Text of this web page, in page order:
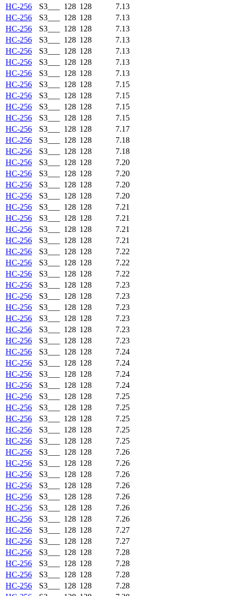
HC-256
S3___ 128 128
7.13
HC-256
S3___ 128 128
7.13
HC-256
S3___ 128 128
7.13
HC-256
S3___ 128 128
7.13
HC-256
S3___ 128 128
7.13
HC-256
S3___ 128 128
7.13
HC-256
S3___ 128 128
7.13
HC-256
S3___ 128 128
7.15
HC-256
S3___ 128 128
7.15
HC-256
S3___ 128 128
7.15
HC-256
S3___ 128 128
7.15
HC-256
S3___ 128 128
7.17
HC-256
S3___ 128 128
7.18
HC-256
S3___ 128 128
7.18
HC-256
S3___ 128 128
7.20
HC-256
S3___ 128 128
7.20
HC-256
S3___ 128 128
7.20
HC-256
S3___ 128 128
7.20
HC-256
S3___ 128 128
7.21
HC-256
S3___ 128 128
7.21
HC-256
S3___ 128 128
7.21
HC-256
S3___ 128 128
7.21
HC-256
S3___ 128 128
7.22
HC-256
S3___ 128 128
7.22
HC-256
S3___ 128 128
7.22
HC-256
S3___ 128 128
7.23
HC-256
S3___ 128 128
7.23
HC-256
S3___ 128 128
7.23
HC-256
S3___ 128 128
7.23
HC-256
S3___ 128 128
7.23
HC-256
S3___ 128 128
7.23
HC-256
S3___ 128 128
7.24
HC-256
S3___ 128 128
7.24
HC-256
S3___ 128 128
7.24
HC-256
S3___ 128 128
7.24
HC-256
S3___ 128 128
7.25
HC-256
S3___ 128 128
7.25
HC-256
S3___ 128 128
7.25
HC-256
S3___ 128 128
7.25
HC-256
S3___ 128 128
7.25
HC-256
S3___ 128 128
7.26
HC-256
S3___ 128 128
7.26
HC-256
S3___ 128 128
7.26
HC-256
S3___ 128 128
7.26
HC-256
S3___ 128 128
7.26
HC-256
S3___ 128 128
7.26
HC-256
S3___ 128 128
7.26
HC-256
S3___ 128 128
7.27
HC-256
S3___ 128 128
7.27
HC-256
S3___ 128 128
7.28
HC-256
S3___ 128 128
7.28
HC-256
S3___ 128 128
7.28
HC-256
S3___ 128 128
7.28